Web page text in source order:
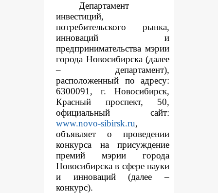
Департамент
инвестиций,
потребительского рынка,
инноваций и
предпринимательства мэрии
города Новосибирска (далее
– департамент),
расположенный по адресу:
6300091, г. Новосибирск,
Красный проспект, 50,
официальный сайт:
www.novo-sibirsk.ru,
объявляет о проведении
конкурса на присуждение
премий мэрии города
Новосибирска в сфере науки
и инноваций (далее –
конкурс).